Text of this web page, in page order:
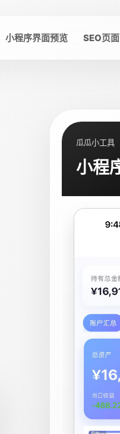
小程序界面预览 SEO页面
瓜瓜小工具
小程